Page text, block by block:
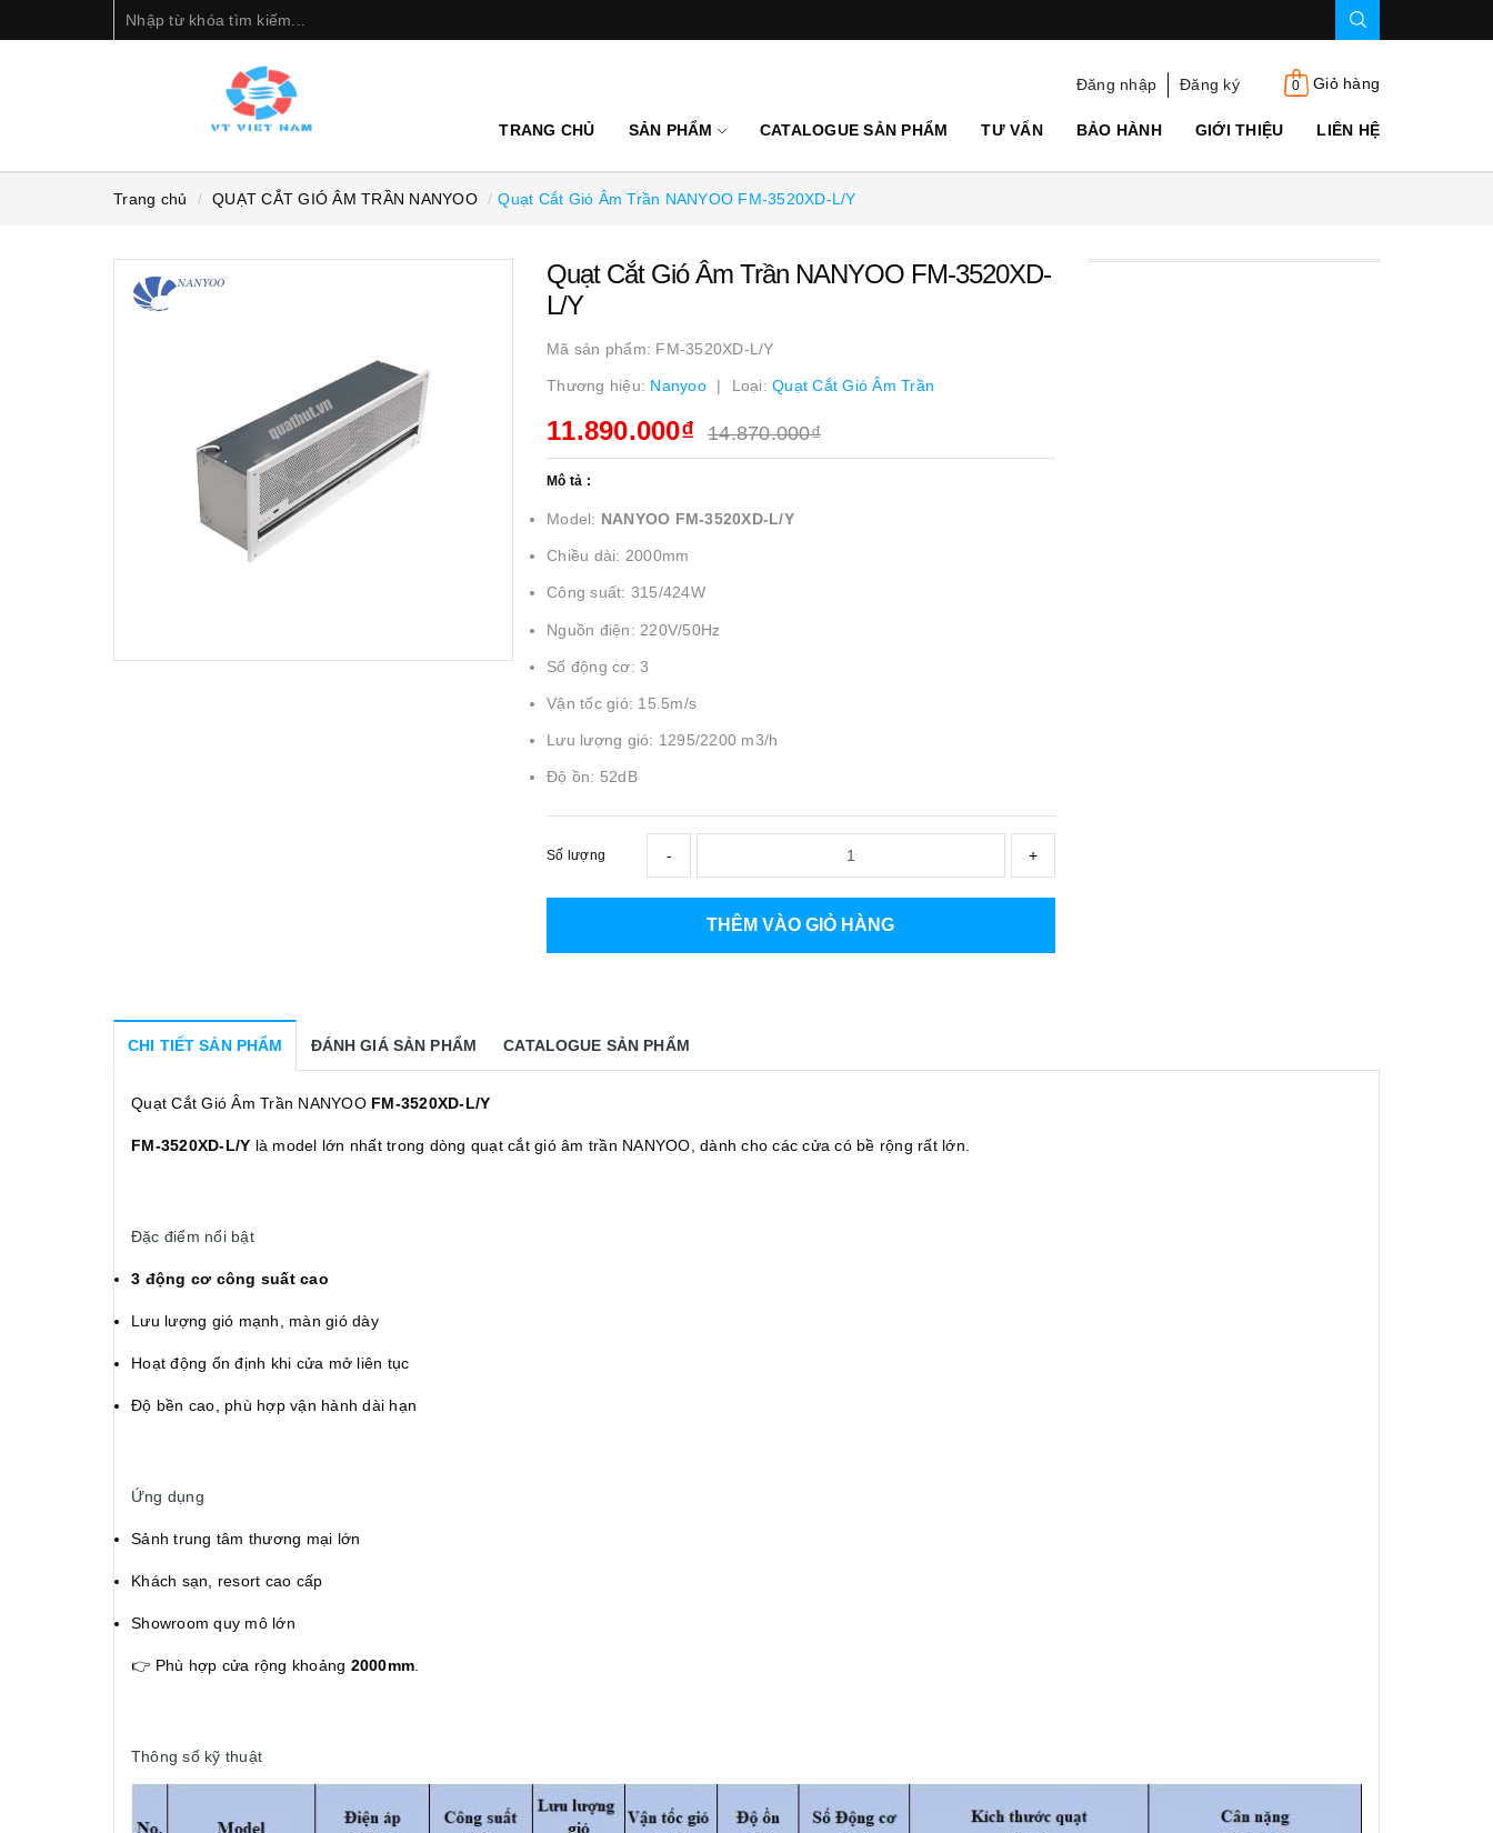
Đăng nhập Đăng ký 0 Giỏ hàng
TRANG CHỦ SẢN PHẨM CATALOGUE SẢN PHẨM TƯ VẤN BẢO HÀNH GIỚI THIỆU LIÊN HỆ
Trang chủ QUẠT CẮT GIÓ ÂM TRẦN NANYOO Quạt Cắt Gió Âm Trần NANYOO FM-3520XD-L/Y
Quạt Cắt Gió Âm Trần NANYOO FM-3520XD-
L/Y
Mã sản phẩm: FM-3520XD-L/Y
Thương hiệu: Nanyoo Loại: Quạt Cắt Gió Âm Trần
11.890.000₫ 14.870.000₫
Mô tả :
Model: NANYOO FM-3520XD-L/Y
Chiều dài: 2000mm
Công suất: 315/424W
Nguồn điện: 220V/50Hz
Số động cơ: 3
Vận tốc gió: 15.5m/s
Lưu lượng gió: 1295/2200 m3/h
Độ ồn: 52dB
Số lượng - +
THÊM VÀO GIỎ HÀNG
CHI TIẾT SẢN PHẨM ĐÁNH GIÁ SẢN PHẨM CATALOGUE SẢN PHẨM
Quạt Cắt Gió Âm Trần NANYOO FM-3520XD-L/Y
FM-3520XD-L/Y là model lớn nhất trong dòng quạt cắt gió âm trần NANYOO, dành cho các cửa có bề rộng rất lớn.
Đặc điểm nổi bật
3 động cơ công suất cao
Lưu lượng gió mạnh, màn gió dày
Hoạt động ổn định khi cửa mở liên tục
Độ bền cao, phù hợp vận hành dài hạn
Ứng dụng
Sảnh trung tâm thương mại lớn
Khách sạn, resort cao cấp
Showroom quy mô lớn
👉 Phù hợp cửa rộng khoảng 2000mm
Thông số kỹ thuật